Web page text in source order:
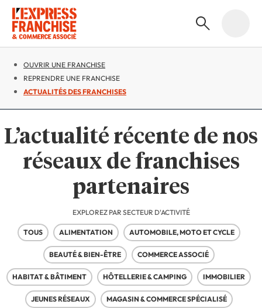
OUVRIR UNE FRANCHISE
REPRENDRE UNE FRANCHISE
ACTUALITÉS DES FRANCHISES
L’actualité récente de nos
réseaux de franchises
partenaires
EXPLOREZ PAR SECTEUR D'ACTIVITÉ
TOUS ALIMENTATION AUTOMOBILE, MOTO ET CYCLE
BEAUTÉ & BIEN-ÊTRE COMMERCE ASSOCIÉ
HABITAT & BÂTIMENT HÔTELLERIE & CAMPING IMMOBILIER
JEUNES RÉSEAUX MAGASIN & COMMERCE SPÉCIALISÉ